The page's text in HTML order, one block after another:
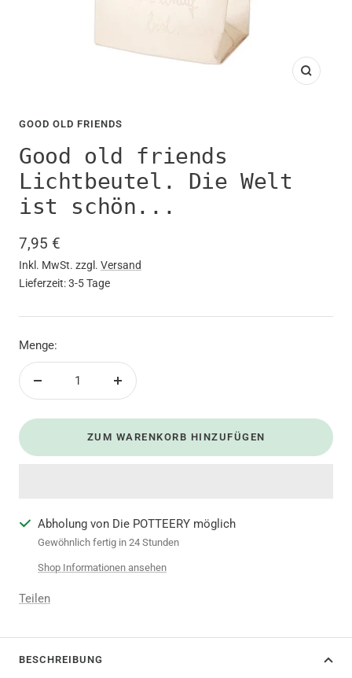
Zoom
GOOD OLD FRIENDS
Good old friends
Lichtbeutel. Die Welt
ist schön...
Angebotspreis
7,95 €
Inkl. MwSt. zzgl. Versand
Lieferzeit: 3-5 Tage
Menge:
Menge
ZUM WARENKORB HINZUFÜGEN
Abholung von Die POTTEERY möglich
Gewöhnlich fertig in 24 Stunden
Shop Informationen ansehen
Teilen
BESCHREIBUNG